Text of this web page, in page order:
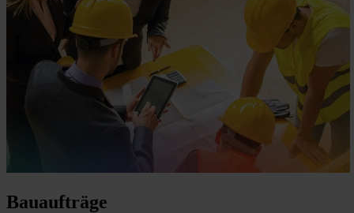
Bauaufträge